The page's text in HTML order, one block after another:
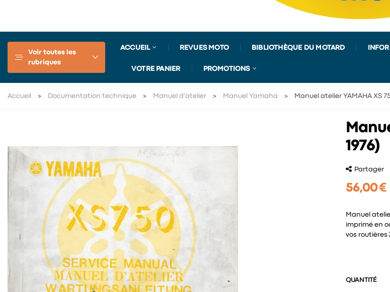
Voir toutes les
rubriques
ACCUEIL REVUES MOTO BIBLIOTHÈQUE DU MOTARD
VOTRE PANIER PROMOTIONS
Accueil Documentation technique Manuel d'atelier Manuel Yamaha Manuel atelier YAMAHA XS
1976)
Partager
56,00 €
Manuel
imprimé en
vos routières
QUANTITÉ